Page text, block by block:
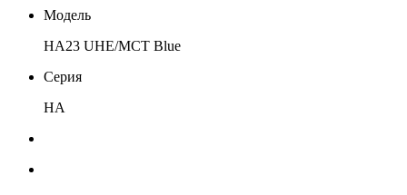
Модель
HA23 UHE/MCT Blue
Серия
HA